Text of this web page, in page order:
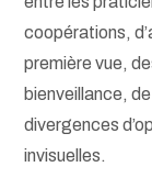
coopérations,
première vue,
bienveillance,
divergences
invisuelles.